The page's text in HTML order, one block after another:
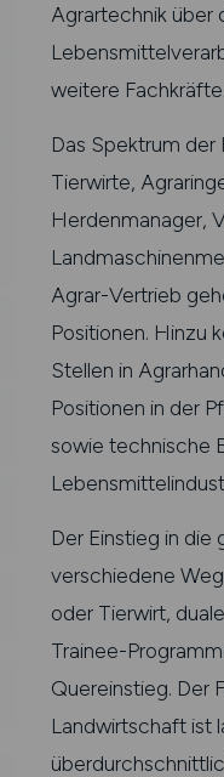
Agrartechnik über
weitere Fachkräfte.
Das Spektrum der
Tierwirte,
Herdenmanager,
Agrar-Vertrieb
Positionen. Hinzu
Stellen in
Positionen in der
sowie technische
Der Einstieg in die
verschiedene
oder Tierwirt,
Trainee-
Quereinstieg. Der
Landwirtschaft ist